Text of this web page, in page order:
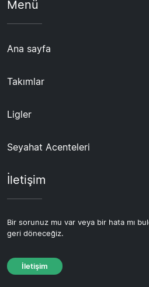
Menü
Ana sayfa
Takımlar
Ligler
Seyahat Acenteleri
İletişim
Bir sorunuz mu var veya bir hata mı
geri döneceğiz.
İletişim